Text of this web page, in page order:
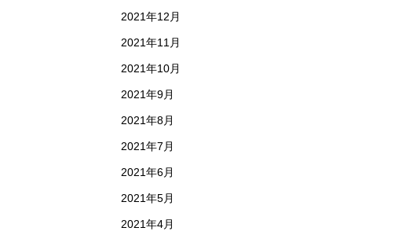
2021年12月
2021年11月
2021年10月
2021年9月
2021年8月
2021年7月
2021年6月
2021年5月
2021年4月